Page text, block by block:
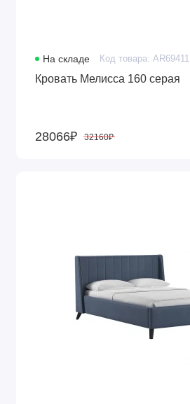
На складе Код товара: AR69411
Кровать Мелисса 160 серая
28066₽ 32160₽